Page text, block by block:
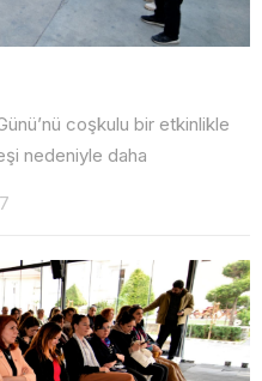
coşkulu bir etkinlikle
nedeniyle daha